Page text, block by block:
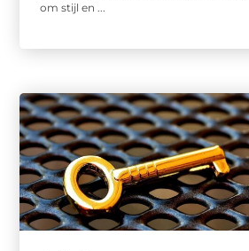
om stijl en ...